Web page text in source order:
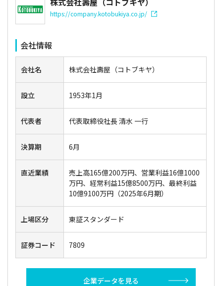
https://company.kotobukiya.co.jp/
会社情報
会社名 株式会社壽屋（コトブキヤ）
設立 1953年1月
代表者 代表取締役社長 清水 一行
決算期 6月
直近業績
売上高165億200万円、営業利益16億1000
万円、経常利益15億8500万円、最終利益
10億9100万円（2025年6月期）
上場区分 東証スタンダード
証券コード 7809
企業データを見る